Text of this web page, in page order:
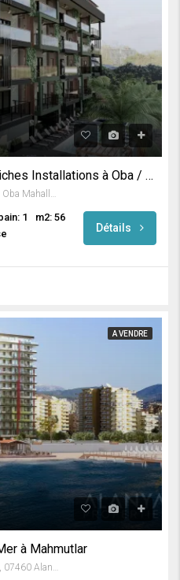
Nouveau Complexe avec Riches Installations à Oba / Alanya
TED Alanya Koleji, 8, Karakocalı Cd., Oba Mahallesi, Alanya, Antalya, Mediterranean Region, 07460, Turkey
1
m2: 56
Détails
A VENDRE
à Mahmutlar